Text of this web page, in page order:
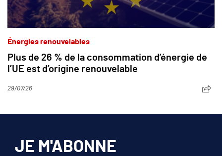
Énergies renouvelables
Plus de 26 % de la consommation d’énergie de
l’UE est d’origine renouvelable
29/07/26
JE M'ABONNE